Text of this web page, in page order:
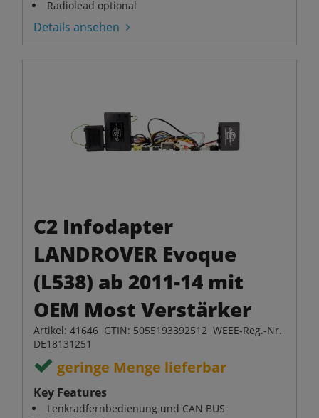
Radiolead optional
Details ansehen
C2 Infodapter
LANDROVER Evoque
(L538) ab 2011-14 mit
OEM Most Verstärker
Artikel: 41646 GTIN: 5055193392512 WEEE-Reg.-Nr.
DE18131251
geringe Menge lieferbar
Key Features
Lenkradfernbedienung und CAN BUS